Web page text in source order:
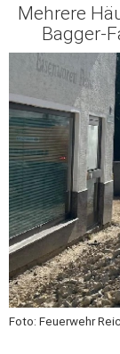
Mehrere
Bagger-
Foto: Feuerwehr